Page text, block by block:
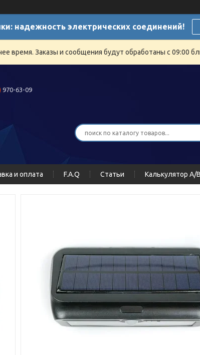
надежность электрических соединений!
время. Заказы и сообщения будут обработаны с 09:00
970-63-09
и оплата F.A.Q Статьи Калькулятор А/